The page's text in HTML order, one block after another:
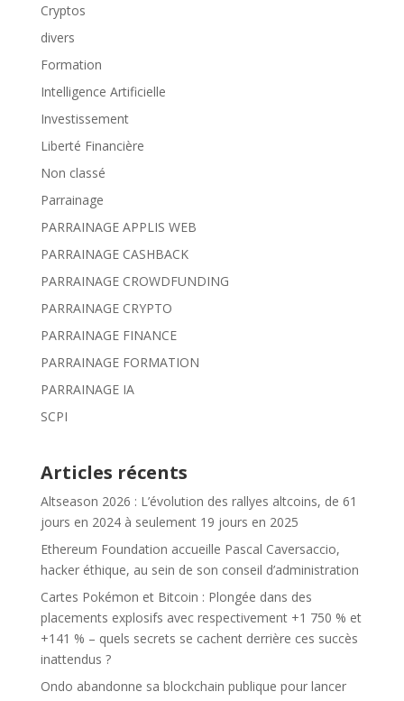
Cryptos
divers
Formation
Intelligence Artificielle
Investissement
Liberté Financière
Non classé
Parrainage
PARRAINAGE APPLIS WEB
PARRAINAGE CASHBACK
PARRAINAGE CROWDFUNDING
PARRAINAGE CRYPTO
PARRAINAGE FINANCE
PARRAINAGE FORMATION
PARRAINAGE IA
SCPI
Articles récents
Altseason 2026 : L’évolution des rallyes altcoins, de 61
jours en 2024 à seulement 19 jours en 2025
Ethereum Foundation accueille Pascal Caversaccio,
hacker éthique, au sein de son conseil d’administration
Cartes Pokémon et Bitcoin : Plongée dans des
placements explosifs avec respectivement +1 750 % et
+141 % – quels secrets se cachent derrière ces succès
inattendus ?
Ondo abandonne sa blockchain publique pour lancer